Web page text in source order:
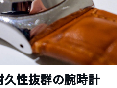
久性抜群の腕時計